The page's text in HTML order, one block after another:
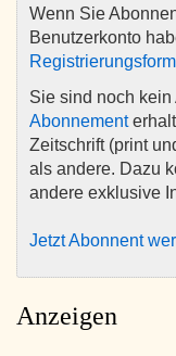
Wenn Sie
Benutzerkonto
Sie sind noch
Abonnement
Zeitschrift (print
als andere. Dazu
andere exklusive
Jetzt Abonnent
Anzeigen